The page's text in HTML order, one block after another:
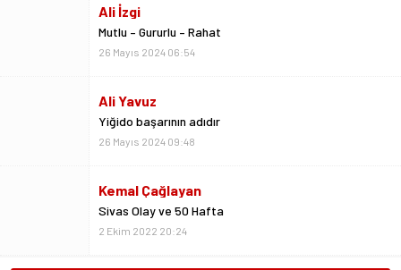
Ali Yavuz
Yiğido başarının adıdır
26 Mayıs 2024 09:48
Kemal Çağlayan
Sivas Olay ve 50 Hafta
2 Ekim 2022 20:24
Metin Kulaksız
Vedalar da sevgidendir
26 Mayıs 2024 06:53